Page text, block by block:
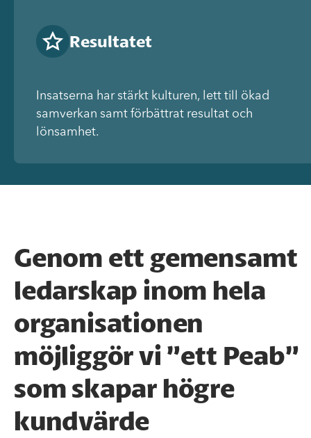
Resultatet
Insatserna har stärkt kulturen, lett till ökad
samverkan samt förbättrat resultat och
lönsamhet.
Genom ett gemensamt
ledarskap inom hela
organisationen
möjliggör vi ”ett Peab”
som skapar högre
kundvärde